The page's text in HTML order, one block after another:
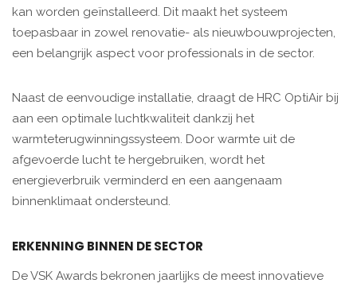
kan worden geïnstalleerd. Dit maakt het systeem
toepasbaar in zowel renovatie- als nieuwbouwprojecten,
een belangrijk aspect voor professionals in de sector.
Naast de eenvoudige installatie, draagt de HRC OptiAir bij
aan een optimale luchtkwaliteit dankzij het
warmteterugwinningssysteem. Door warmte uit de
afgevoerde lucht te hergebruiken, wordt het
energieverbruik verminderd en een aangenaam
binnenklimaat ondersteund.
ERKENNING BINNEN DE SECTOR
De VSK Awards bekronen jaarlijks de meest innovatieve